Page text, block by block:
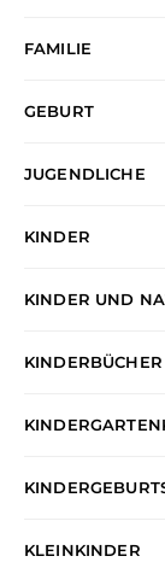
FAMILIE
GEBURT
JUGENDLICHE
KINDER
KINDER UND
KINDERBÜCHER
KLEINKINDER